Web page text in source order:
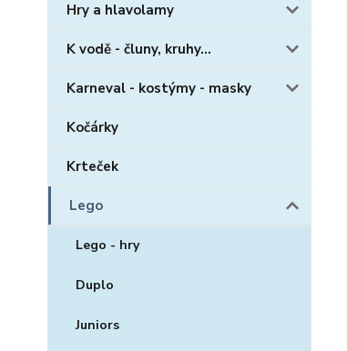
Hry a hlavolamy
K vodě - čluny, kruhy...
Karneval - kostýmy - masky
Kočárky
Krteček
Lego
Lego - hry
Duplo
Juniors